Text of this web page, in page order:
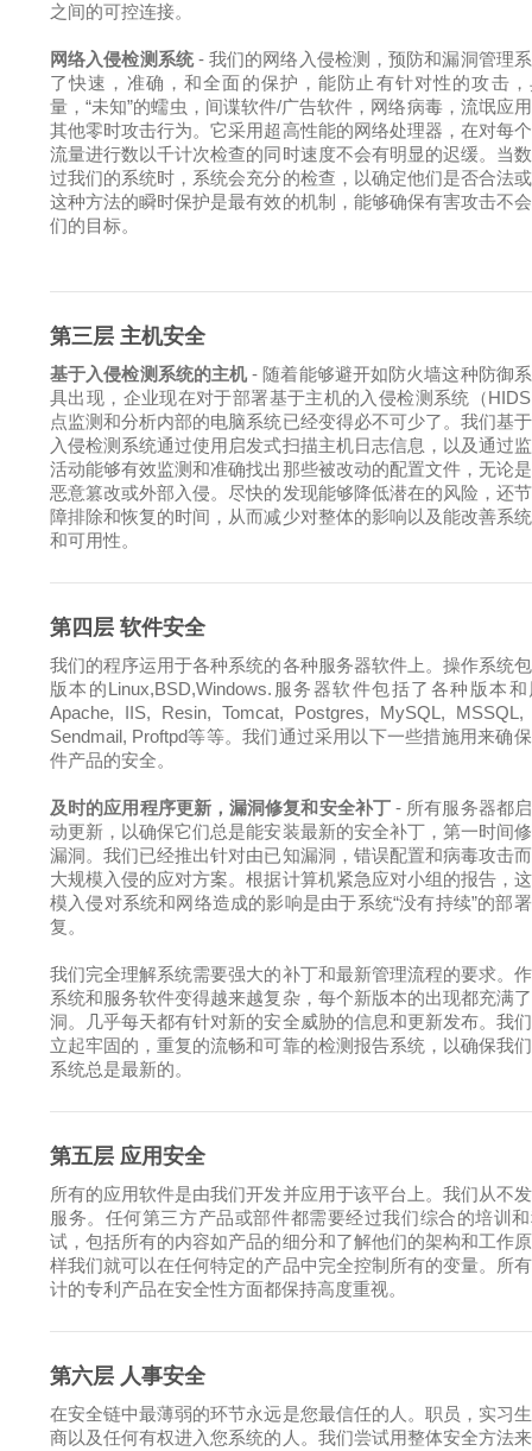
之间的可控连接。
网络入侵检测系统- 我们的网络入侵检测，预防和漏洞管理
了快速，准确，和全面的保护，能防止有针对性的攻击
量，“未知”的蠕虫，间谍软件/广告软件，网络病毒，流氓应
其他零时攻击行为。它采用超高性能的网络处理器，在对每
流量进行数以千计次检查的同时速度不会有明显的迟缓。当
过我们的系统时，系统会充分的检查，以确定他们是否合法
这种方法的瞬时保护是最有效的机制，能够确保有害攻击不
们的目标。
第三层 主机安全
基于入侵检测系统的主机 - 随着能够避开如防火墙这种防御
具出现，企业现在对于部署基于主机的入侵检测系统（
点监测和分析内部的电脑系统已经变得必不可少了。我们基
入侵检测系统通过使用启发式扫描主机日志信息，以及通过
活动能够有效监测和准确找出那些被改动的配置文件，无论
恶意篡改或外部入侵。尽快的发现能够降低潜在的风险，还
障排除和恢复的时间，从而减少对整体的影响以及能改善系
和可用性。
第四层 软件安全
我们的程序运用于各种系统的各种服务器软件上。操作系统
版本的Linux,BSD,Windows.服务器软件包括了各种版本
Apache, IIS, Resin, Tomcat, Postgres, MySQL, MSSQL,
Sendmail, Proftpd等等。我们通过采用以下一些措施用来确
件产品的安全。
及时的应用程序更新，漏洞修复和安全补丁 - 所有服务器都
动更新，以确保它们总是能安装最新的安全补丁，第一时间
漏洞。我们已经推出针对由已知漏洞，错误配置和病毒攻击
大规模入侵的应对方案。根据计算机紧急应对小组的报告，
模入侵对系统和网络造成的影响是由于系统“没有持续”的部
复。
我们完全理解系统需要强大的补丁和最新管理流程的要求。
系统和服务软件变得越来越复杂，每个新版本的出现都充满
洞。几乎每天都有针对新的安全威胁的信息和更新发布。我
立起牢固的，重复的流畅和可靠的检测报告系统，以确保我
系统总是最新的。
第五层 应用安全
所有的应用软件是由我们开发并应用于该平台上。我们从不
服务。任何第三方产品或部件都需要经过我们综合的培训
试，包括所有的内容如产品的细分和了解他们的架构和工作
样我们就可以在任何特定的产品中完全控制所有的变量。所
计的专利产品在安全性方面都保持高度重视。
第六层 人事安全
在安全链中最薄弱的环节永远是您最信任的人。职员，实习
商以及任何有权进入您系统的人。我们尝试用整体安全方法